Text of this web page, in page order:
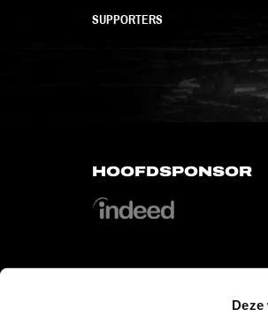
SUPPORTERS
HOOFDSPONSOR
OFFICIAL